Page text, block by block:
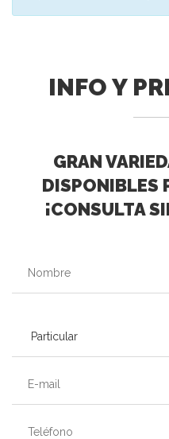
INFO Y
GRAN
DISPONIBLES
¡CONSULTA